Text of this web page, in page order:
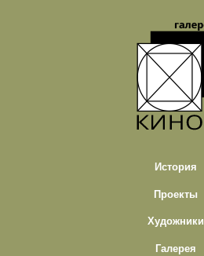
История
Проекты
Художники
Галерея